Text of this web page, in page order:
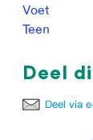
Voet
Teen
Deel